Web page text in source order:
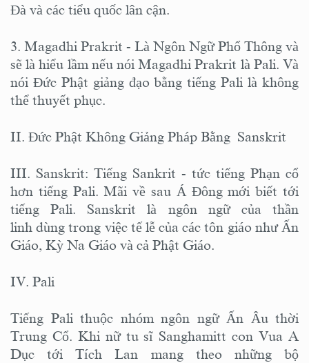
Đà và các tiểu quốc lân cận.
3. Magadhi Prakrit - Là Ngôn Ngữ Phổ Thông và
sẽ là hiểu lầm nếu nói Magadhi Prakrit là Pali. Và
nói Đức Phật giảng đạo bằng tiếng Pali là không
thể thuyết phục.
II. Đức Phật Không Giảng Pháp Bằng Sanskrit
III. Sanskrit: Tiếng Sankrit - tức tiếng Phạn cổ
hơn tiếng Pali. Mãi về sau Á Đông mới biết tới
tiếng Pali. Sanskrit là ngôn ngữ của thần
linh dùng trong việc tế lễ của các tôn giáo như Ấn
Giáo, Kỳ Na Giáo và cả Phật Giáo.
IV. Pali
Tiếng Pali thuộc nhóm ngôn ngữ Ấn Âu thời
Trung Cổ. Khi nữ tu sĩ Sanghamitt con Vua A
Dục tới Tích Lan mang theo những bộ